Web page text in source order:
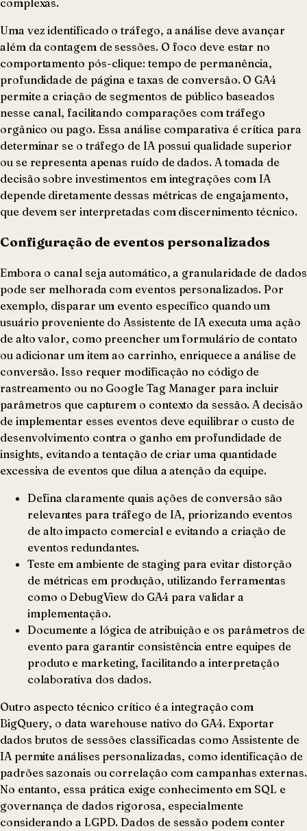
Uma vez identificado o tráfego, a análise deve avançar
além da contagem de sessões. O foco deve estar no
comportamento pós-clique: tempo de permanência,
profundidade de página e taxas de conversão. O GA4
permite a criação de segmentos de público baseados
nesse canal, facilitando comparações com tráfego
orgânico ou pago. Essa análise comparativa é crítica para
determinar se o tráfego de IA possui qualidade superior
ou se representa apenas ruído de dados. A tomada de
decisão sobre investimentos em integrações com IA
depende diretamente dessas métricas de engajamento,
que devem ser interpretadas com discernimento técnico.
Configuração de eventos personalizados
Embora o canal seja automático, a granularidade de dados
pode ser melhorada com eventos personalizados. Por
exemplo, disparar um evento específico quando um
usuário proveniente do Assistente de IA executa uma ação
de alto valor, como preencher um formulário de contato
ou adicionar um item ao carrinho, enriquece a análise de
conversão. Isso requer modificação no código de
rastreamento ou no Google Tag Manager para incluir
parâmetros que capturem o contexto da sessão. A decisão
de implementar esses eventos deve equilibrar o custo de
desenvolvimento contra o ganho em profundidade de
insights, evitando a tentação de criar uma quantidade
excessiva de eventos que dilua a atenção da equipe.
Defina claramente quais ações de conversão são
relevantes para tráfego de IA, priorizando eventos
de alto impacto comercial e evitando a criação de
eventos redundantes.
Teste em ambiente de staging para evitar distorção
de métricas em produção, utilizando ferramentas
como o DebugView do GA4 para validar a
implementação.
Documente a lógica de atribuição e os parâmetros de
evento para garantir consistência entre equipes de
produto e marketing, facilitando a interpretação
colaborativa dos dados.
Outro aspecto técnico crítico é a integração com
BigQuery, o data warehouse nativo do GA4. Exportar
dados brutos de sessões classificadas como Assistente de
IA permite análises personalizadas, como identificação de
padrões sazonais ou correlação com campanhas externas.
No entanto, essa prática exige conhecimento em SQL e
governança de dados rigorosa, especialmente
considerando a LGPD. Dados de sessão podem conter